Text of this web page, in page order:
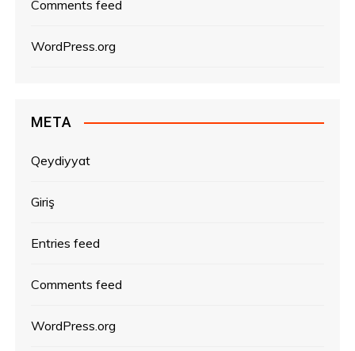
Comments feed
WordPress.org
META
Qeydiyyat
Giriş
Entries feed
Comments feed
WordPress.org